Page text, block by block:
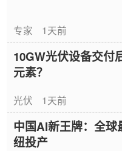
专家 1天前
10GW光伏设备交付
元素？
光伏 1天前
中国AI新王牌：全
纽投产